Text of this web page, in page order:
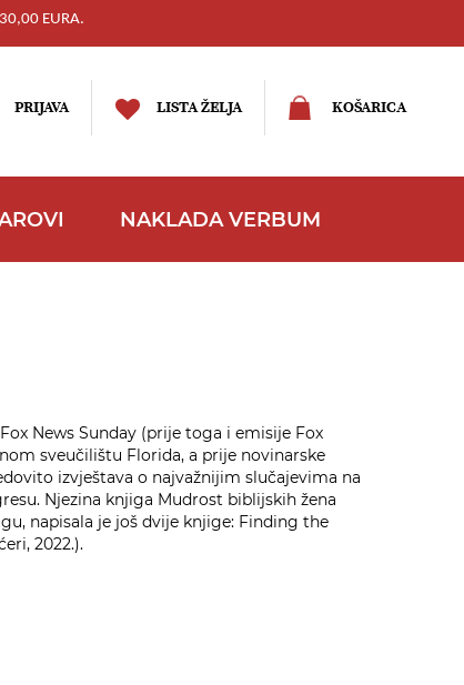
EURA.
KOŠARICA
LISTA ŽELJA
PRIJAVA
NAKLADA VERBUM
News Sunday (prije toga i emisije Fox
sveučilištu Florida, a prije novinarske
izvještava o najvažnijim slučajevima na
Njezina knjiga Mudrost biblijskih žena
napisala je još dvije knjige: Finding the
2022.).